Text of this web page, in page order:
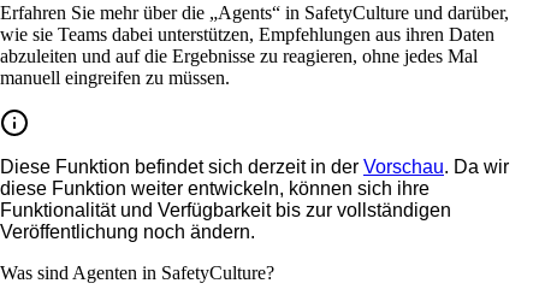
Erfahren Sie mehr über die „Agents“ in SafetyCulture und darüber,
wie sie Teams dabei unterstützen, Empfehlungen aus ihren Daten
abzuleiten und auf die Ergebnisse zu reagieren, ohne jedes Mal
manuell eingreifen zu müssen.
Diese Funktion befindet sich derzeit in der Vorschau. Da wir
diese Funktion weiter entwickeln, können sich ihre
Funktionalität und Verfügbarkeit bis zur vollständigen
Veröffentlichung noch ändern.
Was sind Agenten in SafetyCulture?